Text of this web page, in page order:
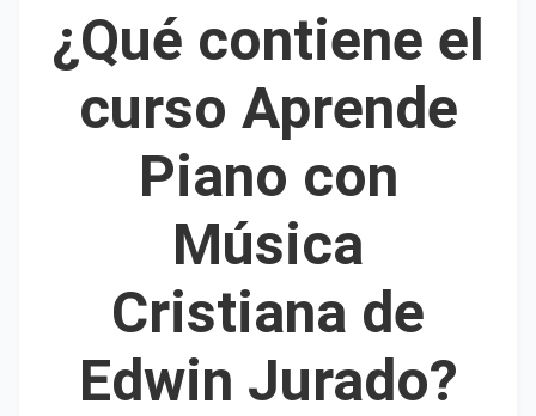
¿Qué contiene el
curso Aprende
Piano con
Música
Cristiana de
Edwin Jurado?